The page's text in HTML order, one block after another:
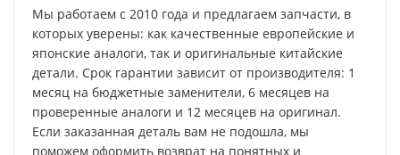
Мы работаем с 2010 года и предлагаем запчасти, в
которых уверены: как качественные европейские и
японские аналоги, так и оригинальные китайские
детали. Срок гарантии зависит от производителя: 1
месяц на бюджетные заменители, 6 месяцев на
проверенные аналоги и 12 месяцев на оригинал.
Если заказанная деталь вам не подошла, мы
поможем оформить возврат на понятных и